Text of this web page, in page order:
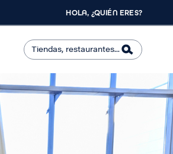
HOLA, ¿QUIÉN ERES?